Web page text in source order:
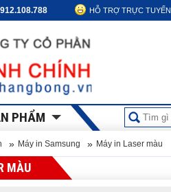
HỖ TRỢ TRỰC TUYẾN
PHẨM
» Máy in Samsung » Máy in Laser màu
MÀU